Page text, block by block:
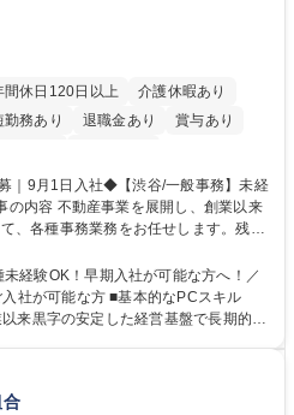
間休日120日以上
介護休暇あり
勤務あり 退職金あり
賞与あり
、各種事務業務をお任せします。残業
給取得が可能なため、WLBを整えたい
むことができます。 【業務詳細】■電
品管理 ■データ入力や書類作成 ■契約
経験OK！早期入社が可能な方へ！／
社が可能な方 ■基本的なPCスキル
りサポート 学歴・資格 学
資格：
合